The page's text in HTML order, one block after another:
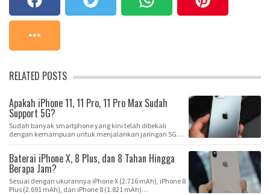
RELATED POSTS
Apakah iPhone 11, 11 Pro, 11 Pro Max Sudah
Support 5G?
Sudah banyak smartphone yang kini telah dibekali
dengan kemampuan untuk menjalankan jaringan 5G
Baterai iPhone X, 8 Plus, dan 8 Tahan Hingga
Berapa Jam?
Sesuai dengan ukurannya iPhone X (2.716 mAh), iPhone 8
Plus (2.691 mAh), dan iPhone 8 (1.821 mAh)…